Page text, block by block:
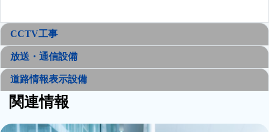
CCTV工事
放送・通信設備
道路情報表示設備
関連情報